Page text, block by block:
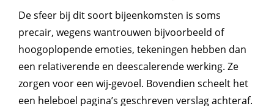
De sfeer bij dit soort bijeenkomsten is soms
precair, wegens wantrouwen bijvoorbeeld of
hoogoplopende emoties, tekeningen hebben dan
een relativerende en deescalerende werking. Ze
zorgen voor een wij-gevoel. Bovendien scheelt het
een heleboel pagina’s geschreven verslag achteraf.